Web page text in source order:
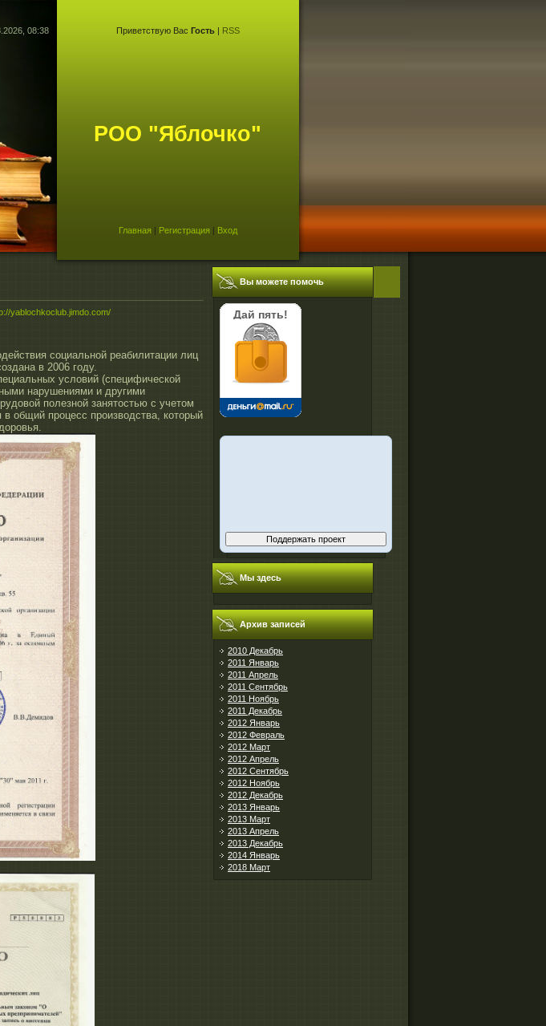
08:38 Приветствую Вас Гость| RSS
РОО "Яблочко"
Главная | Регистрация | Вход
yablochkoclub.jimdo.com/
социальной реабилитации лиц
в 2006 году.
условий (специфической
нарушениями и другими
полезной занятостью с учетом
общий процесс производства, который
Вы можете помочь
Дай пять!
Мы здесь
Архив записей
2010 Декабрь
2011 Январь
2011 Апрель
2011 Сентябрь
2011 Ноябрь
2011 Декабрь
2012 Январь
2012 Февраль
2012 Март
2012 Апрель
2012 Сентябрь
2012 Ноябрь
2012 Декабрь
2013 Январь
2013 Март
2013 Апрель
2013 Декабрь
2014 Январь
2018 Март